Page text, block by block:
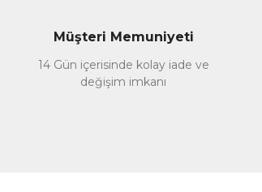
Müşteri Memuniyeti
14 Gün içerisinde kolay iade ve
değişim imkanı